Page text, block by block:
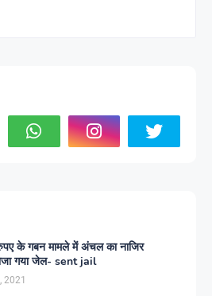
के गबन मामले में अंचल का नाजिर
गया जेल- sent jail
2021